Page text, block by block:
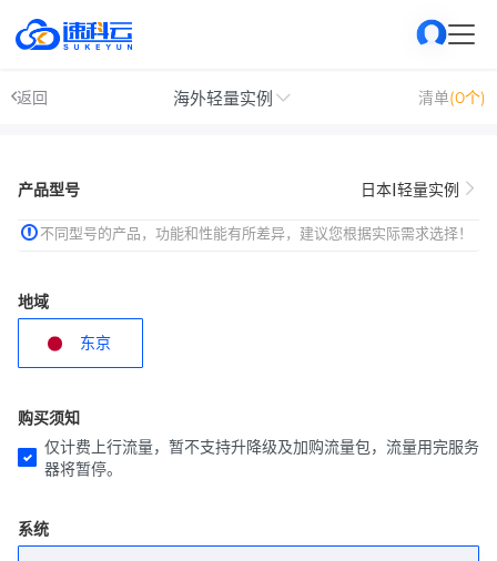
返回 海外轻量实例 清单(0个)
产品型号 日本|轻量实例
不同型号的产品，功能和性能有所差异，建议您根据实际需求选择！
地域
东京
购买须知
仅计费上行流量，暂不支持升降级及加购流量包，流量用完服务
器将暂停。
系统